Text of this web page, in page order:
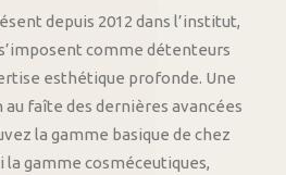
depuis 2012 dans l’institut,
comme détenteurs
esthétique profonde. Une
au faîte des dernières avancées
la gamme basique de chez
la gamme cosméceutiques,